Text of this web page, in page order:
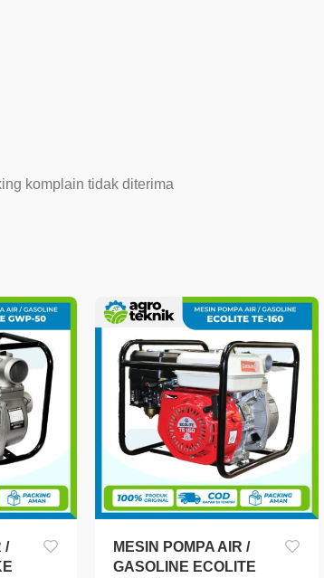
komplain tidak diterima
/
MESIN POMPA AIR /
GASOLINE ECOLITE